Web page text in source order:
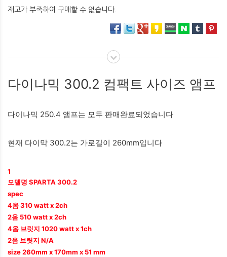
재고가 부족하여 구매할 수 없습니다.
다이나믹 300.2 컴팩트 사이즈 앰프
다이나믹 250.4 앰프는 모두 판매완료되었습니다
현재 다이막 300.2는 가로길이 260mm입니다
1
모델명 SPARTA 300.2
spec
4옴 310 watt x 2ch
2옴 510 watt x 2ch
4옴 브릿지 1020 watt x 1ch
2옴 브릿지 N/A
size 260mm x 170mm x 51 mm